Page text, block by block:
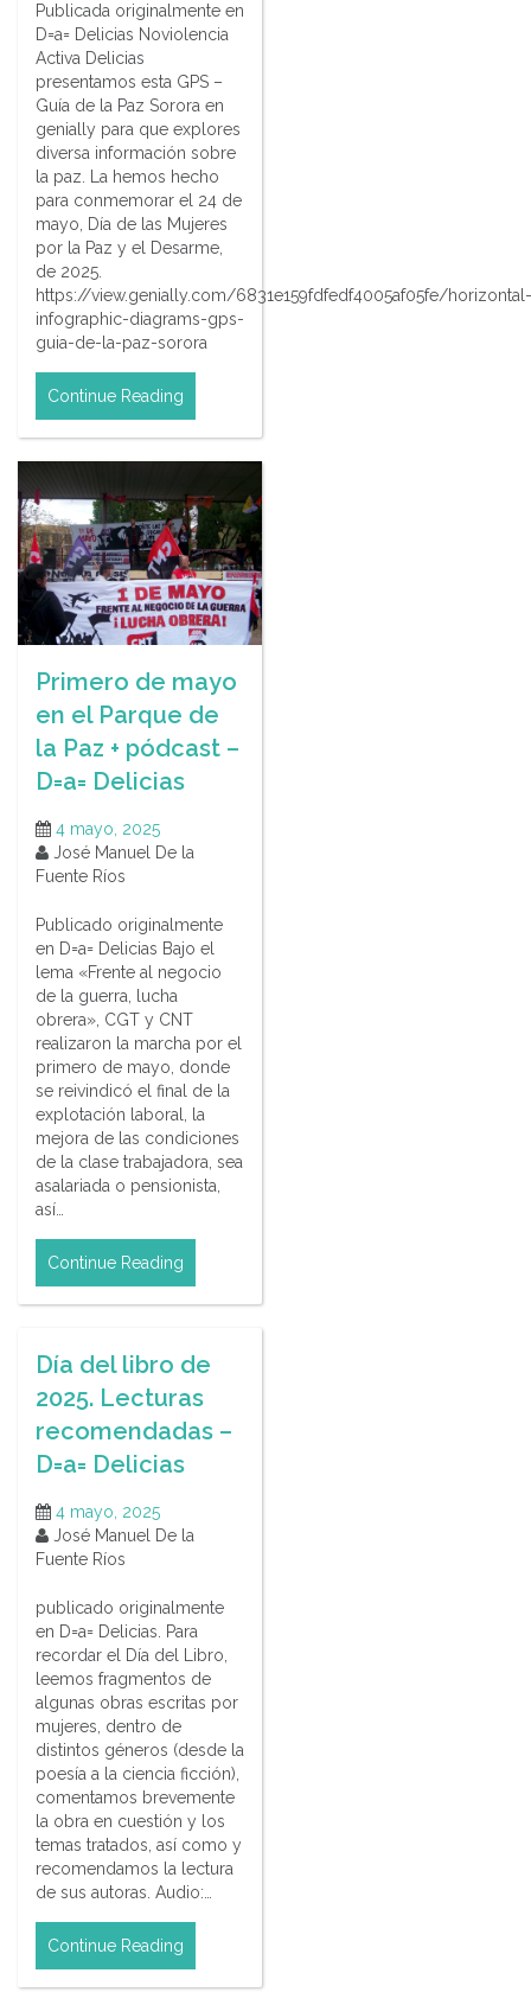
Publicada originalmente en
D=a= Delicias Noviolencia
Activa Delicias
presentamos esta GPS –
Guía de la Paz Sorora en
genially para que explores
diversa información sobre
la paz. La hemos hecho
para conmemorar el 24 de
mayo, Día de las Mujeres
por la Paz y el Desarme,
de 2025.
https://view.genially.com/6831e159fdfedf4005af05fe/horizontal-
infographic-diagrams-gps-
guia-de-la-paz-sorora
Continue Reading
Primero de mayo
en el Parque de
la Paz + pódcast –
D=a= Delicias
4 mayo, 2025
José Manuel De la
Fuente Ríos
Publicado originalmente
en D=a= Delicias Bajo el
lema «Frente al negocio
de la guerra, lucha
obrera», CGT y CNT
realizaron la marcha por el
primero de mayo, donde
se reivindicó el final de la
explotación laboral, la
mejora de las condiciones
de la clase trabajadora, sea
asalariada o pensionista,
así…
Continue Reading
Día del libro de
2025. Lecturas
recomendadas –
D=a= Delicias
4 mayo, 2025
José Manuel De la
Fuente Ríos
publicado originalmente
en D=a= Delicias. Para
recordar el Día del Libro,
leemos fragmentos de
algunas obras escritas por
mujeres, dentro de
distintos géneros (desde la
poesía a la ciencia ficción),
comentamos brevemente
la obra en cuestión y los
temas tratados, así como y
recomendamos la lectura
de sus autoras. Audio:…
Continue Reading